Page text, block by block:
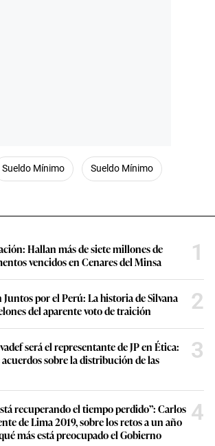
Sueldo Mínimo Sueldo Mínimo
Hallan más de siete millones de
vencidos en Cenares del Minsa
1
por el Perú: La historia de Silvana
del aparente voto de traición
2
será el representante de JP en Ética:
sobre la distribución de las
3
recuperando el tiempo perdido”: Carlos
de Lima 2019, sobre los retos a un año
más está preocupado el Gobierno
4